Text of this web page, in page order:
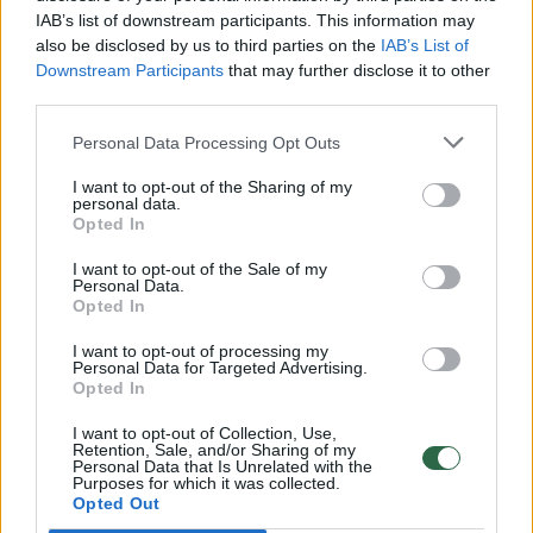
IAB’s list of downstream participants. This information may
also be disclosed by us to third parties on the IAB’s List of
Downstream Participants that may further disclose it to other
Personal Data Processing Opt Outs
I want to opt-out of the Sharing of my
personal data.
Opted In
I want to opt-out of the Sale of my
Personal Data.
Opted In
I want to opt-out of processing my
Personal Data for Targeted Advertising.
Opted In
I want to opt-out of Collection, Use,
Retention, Sale, and/or Sharing of my
Personal Data that Is Unrelated with the
Purposes for which it was collected.
Opted Out
00:00:30
Vaizdai iš tragiškos avarijos Vilniaus r.: dviejų moterų ir
vaiko gyvybių išgelbėti nepavyko
32 laipsnių šilumos
Ukrainos politikoje: jis yra neteisus
Laidos | Nauja diena
00:00:57
Sinoptikai atsakė, kokiais orais užbaigsime darbo
savaitę: karščiai atsitrauks